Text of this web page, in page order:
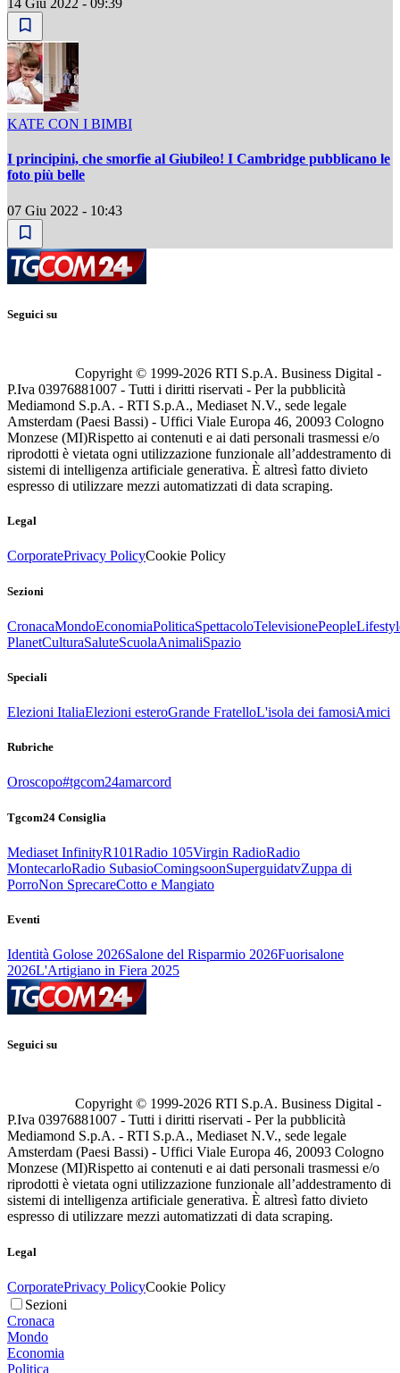
14 Giu 2022 - 09:39
KATE CON I BIMBI
I principini, che smorfie al Giubileo! I Cambridge pubblicano le
foto più belle
07 Giu 2022 - 10:43
Seguici su
Copyright © 1999-2026 RTI S.p.A. Business Digital -
P.Iva 03976881007 - Tutti i diritti riservati - Per la pubblicità
Mediamond S.p.A. - RTI S.p.A., Mediaset N.V., sede legale
Amsterdam (Paesi Bassi) - Uffici Viale Europa 46, 20093 Cologno
Monzese (MI)Rispetto ai contenuti e ai dati personali trasmessi e/o
riprodotti è vietata ogni utilizzazione funzionale all’addestramento di
sistemi di intelligenza artificiale generativa. È altresì fatto divieto
espresso di utilizzare mezzi automatizzati di data scraping.
Legal
CorporatePrivacy PolicyCookie Policy
Sezioni
CronacaMondoEconomiaPoliticaSpettacoloTelevisionePeople
PlanetCulturaSaluteScuolaAnimaliSpazio
Speciali
Elezioni ItaliaElezioni esteroGrande FratelloL'isola dei famosiAmici
Rubriche
Oroscopo#tgcom24amarcord
Tgcom24 Consiglia
Mediaset InfinityR101Radio 105Virgin RadioRadio
MontecarloRadio SubasioComingsoonSuperguidatvZuppa di
PorroNon SprecareCotto e Mangiato
Eventi
Identità Golose 2026Salone del Risparmio 2026Fuorisalone
2026L'Artigiano in Fiera 2025
Seguici su
Copyright © 1999-2026 RTI S.p.A. Business Digital -
P.Iva 03976881007 - Tutti i diritti riservati - Per la pubblicità
Mediamond S.p.A. - RTI S.p.A., Mediaset N.V., sede legale
Amsterdam (Paesi Bassi) - Uffici Viale Europa 46, 20093 Cologno
Monzese (MI)Rispetto ai contenuti e ai dati personali trasmessi e/o
riprodotti è vietata ogni utilizzazione funzionale all’addestramento di
sistemi di intelligenza artificiale generativa. È altresì fatto divieto
espresso di utilizzare mezzi automatizzati di data scraping.
Legal
CorporatePrivacy PolicyCookie Policy
Sezioni
Cronaca
Mondo
Economia
Politica